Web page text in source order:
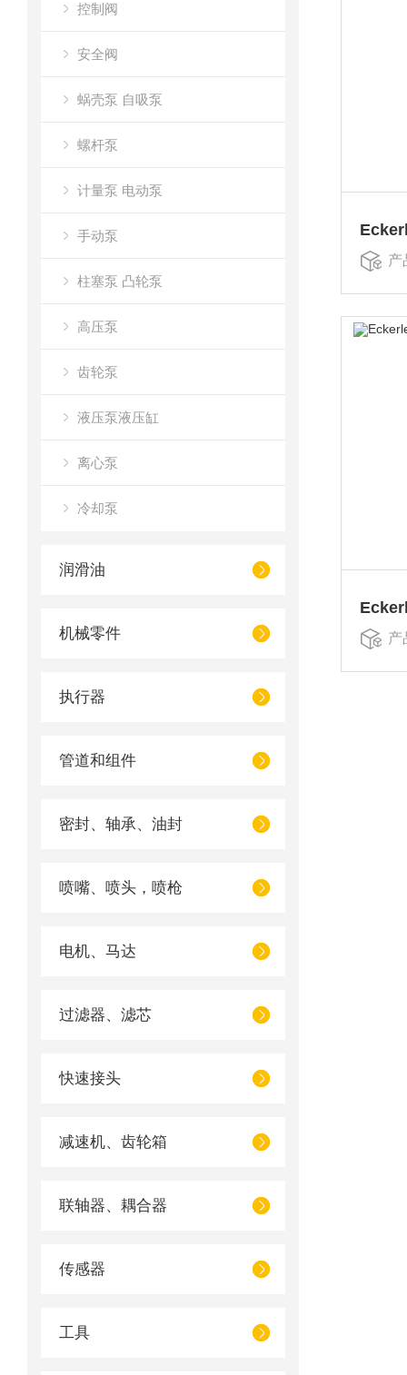
控制阀
安全阀
蜗壳泵 自吸泵
螺杆泵
计量泵 电动泵
手动泵
柱塞泵 凸轮泵
高压泵
齿轮泵
液压泵液压缸
离心泵
冷却泵
润滑油
机械零件
执行器
管道和组件
密封、轴承、油封
喷嘴、喷头，喷枪
电机、马达
过滤器、滤芯
快速接头
减速机、齿轮箱
联轴器、耦合器
传感器
工具
产
产